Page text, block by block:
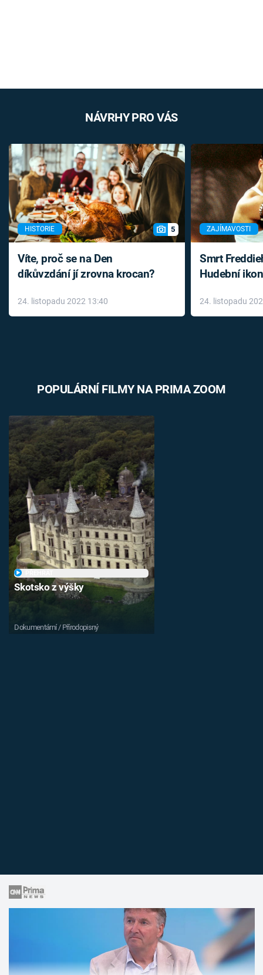
NÁVRHY PRO VÁS
HISTORIE 5
Víte, proč se na Den
díkůvzdání jí zrovna krocan?
24. listopadu 2022 13:40
ZAJÍMAVOSTI
Smrt
Hudební
léky
24. listopadu
POPULÁRNÍ FILMY NA PRIMA ZOOM
Skotsko z výšky
Dokumentární / Přírodopisný